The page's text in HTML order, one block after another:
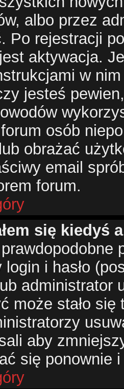
albo przez
Po rejestracji
aktywacja.
w
jesteś
osób
obrażać
email
forum.
się kiedyś
login i hasło
administrator
może stało
aby
się ponownie